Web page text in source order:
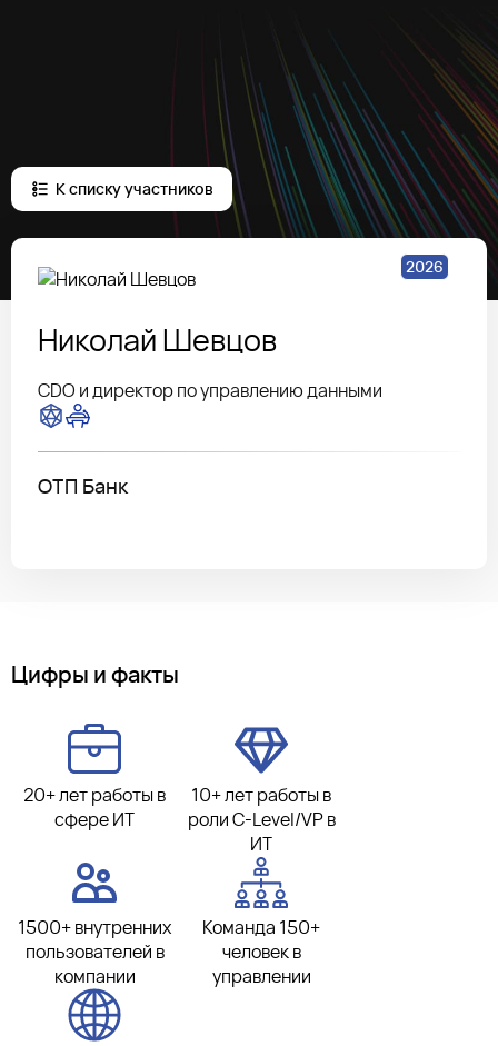
К списку участников
2026
Николай Шевцов
CDO и директор по управлению данными
ОТП Банк
Цифры и факты
20+ лет работы в
сфере ИТ
10+ лет работы в
роли C-Level/VP в
ИТ
1500+ внутренних
пользователей в
компании
Команда 150+
человек в
управлении